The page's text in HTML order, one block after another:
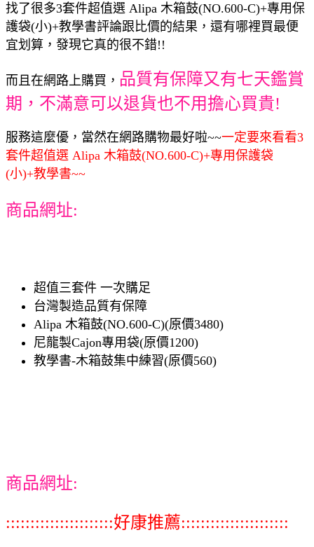
找了很多3套件超值選 Alipa 木箱鼓(NO.600-C)+專用保
護袋(小)+教學書評論跟比價的結果，還有哪裡買最便
宜划算，發現它真的很不錯!!
而且在網路上購買， 品質有保障又有七天鑑賞
期，不滿意可以退貨也不用擔心買貴!
服務這麼優，當然在網路購物最好啦~~一定要來看看3
套件超值選 Alipa 木箱鼓(NO.600-C)+專用保護袋
(小)+教學書~~
商品網址:
超值三套件 一次購足
台灣製造品質有保障
Alipa 木箱鼓(NO.600-C)(原價3480)
尼龍製Cajon專用袋(原價1200)
教學書-木箱鼓集中練習(原價560)
商品網址:
::::::::::::::::::::::好康推薦::::::::::::::::::::::